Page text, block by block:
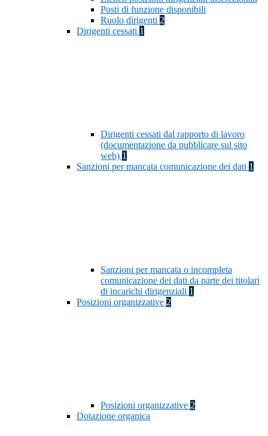
Posti di funzione disponibili
Ruolo dirigenti 2
Dirigenti cessati 1
Dirigenti cessati dal rapporto di lavoro
(documentazione da pubblicare sul sito
web) 1
Sanzioni per mancata comunicazione dei dati 1
Sanzioni per mancata o incompleta
comunicazione dei dati da parte dei titolari
di incarichi dirigenziali 1
Posizioni organizzative 2
Posizioni organizzative 2
Dotazione organica